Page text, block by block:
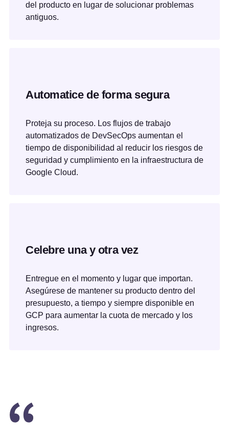
del producto en lugar de solucionar problemas
antiguos.
Automatice de forma segura
Proteja su proceso. Los flujos de trabajo
automatizados de DevSecOps aumentan el
tiempo de disponibilidad al reducir los riesgos de
seguridad y cumplimiento en la infraestructura de
Google Cloud.
Celebre una y otra vez
Entregue en el momento y lugar que importan.
Asegúrese de mantener su producto dentro del
presupuesto, a tiempo y siempre disponible en
GCP para aumentar la cuota de mercado y los
ingresos.